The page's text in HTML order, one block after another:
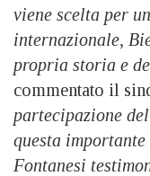
viene scelta per
internazionale,
propria storia e
commentato il
partecipazione
questa
Fontanesi